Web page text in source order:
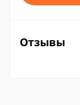
Отзывы